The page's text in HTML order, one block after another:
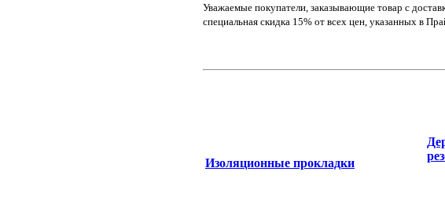
Уважаемые покупатели, заказывающие товар с
специальная скидка 15% от всех цен, указанных в
Изоляционные прокладки